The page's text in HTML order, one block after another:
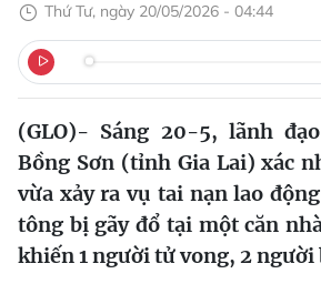
Thứ Tư, ngày 20/05/2026 - 04:44
(GLO)- Sáng 20-5, lãnh
Bồng Sơn (tỉnh Gia Lai) xác
vừa xảy ra vụ tai nạn lao
tông bị gãy đổ tại một căn
khiến 1 người tử vong, 2